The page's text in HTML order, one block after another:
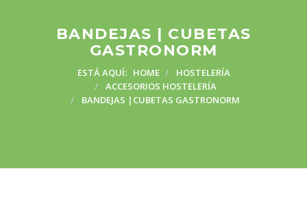
BANDEJAS | CUBETAS
GASTRONORM
ESTÁ AQUÍ: HOME
HOSTELERÍA
ACCESORIOS HOSTELERÍA
BANDEJAS |CUBETAS GASTRONORM